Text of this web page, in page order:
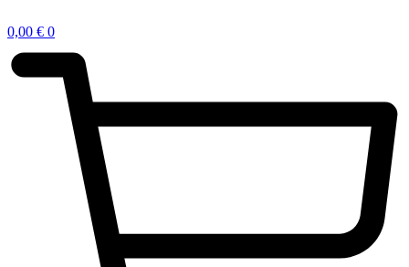
0,00 € 0